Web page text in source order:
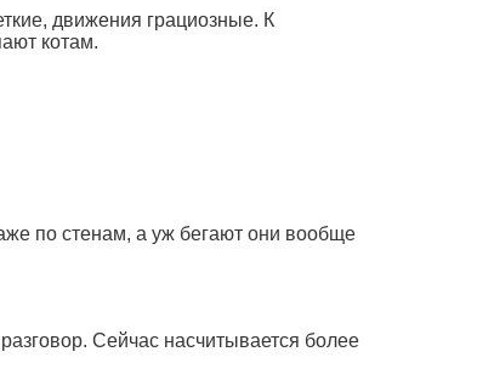
движения грациозные. К
котам.
по стенам, а уж бегают они вообще
Сейчас насчитывается более